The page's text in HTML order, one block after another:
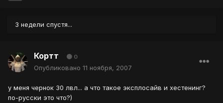
3 недели спустя...
Кортт 0
Опубликовано 11 ноября, 2007
у меня чернок 30 лвл... а что такое эксплосайв и хестенинг?
по-русски это что?)